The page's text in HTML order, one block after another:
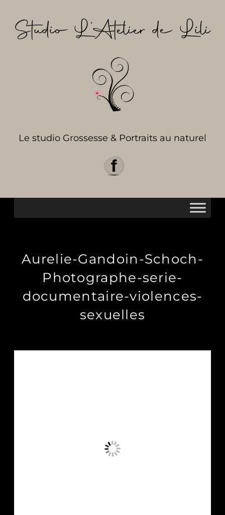
contenu
Studio L’Atelier de Lili
Le studio Grossesse & Portraits au naturel
Aurelie-Gandoin-Schoch-
Photographe-serie-
documentaire-violences-
sexuelles